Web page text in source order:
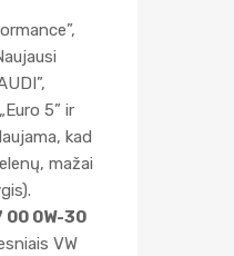
5” ir
kad
mažai
00 0W-30
VW